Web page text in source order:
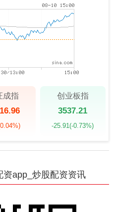
成指 创业板指
3537.21
-25.91(-0.73%)
app_炒股配资资讯